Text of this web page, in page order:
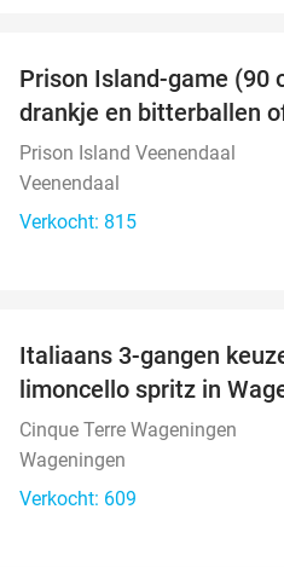
Prison Island-game (90
drankje en bitterballen
Prison Island Veenendaal
Veenendaal
Verkocht: 815
Italiaans 3-gangen
limoncello spritz in
Cinque Terre Wageningen
Wageningen
Verkocht: 609